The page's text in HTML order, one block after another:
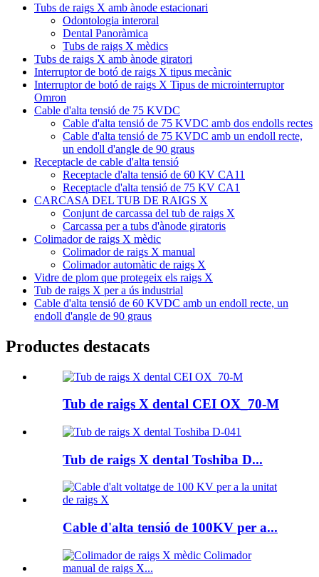
Tubs de raigs X amb ànode estacionari
Odontologia interoral
Dental Panoràmica
Tubs de raigs X mèdics
Tubs de raigs X amb ànode giratori
Interruptor de botó de raigs X tipus mecànic
Interruptor de botó de raigs X Tipus de microinterruptor
Omron
Cable d'alta tensió de 75 KVDC
Cable d'alta tensió de 75 KVDC amb dos endolls rectes
Cable d'alta tensió de 75 KVDC amb un endoll recte,
un endoll d'angle de 90 graus
Receptacle de cable d'alta tensió
Receptacle d'alta tensió de 60 KV CA11
Receptacle d'alta tensió de 75 KV CA1
CARCASA DEL TUB DE RAIGS X
Conjunt de carcassa del tub de raigs X
Carcassa per a tubs d'ànode giratoris
Colimador de raigs X mèdic
Colimador de raigs X manual
Colimador automàtic de raigs X
Vidre de plom que protegeix els raigs X
Tub de raigs X per a ús industrial
Cable d'alta tensió de 60 KVDC amb un endoll recte, un
endoll d'angle de 90 graus
Productes destacats
Tub de raigs X dental CEI OX_70-M
Tub de raigs X dental Toshiba D...
Cable d'alta tensió de 100KV per a...